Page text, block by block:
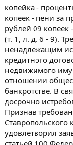
копейка -
копеек - пени за
рублей 09
(т. 1, л. д. 6 - 9).
ненадлежащим
кредитного
недвижимого
отношении
банкротстве. В
досрочно
Признав
Ставропольского
удовлетворил
статьей 100